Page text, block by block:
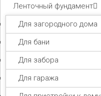
Ленточный фундамент
Для загородного дома
Для бани
Для забора
Для гаража